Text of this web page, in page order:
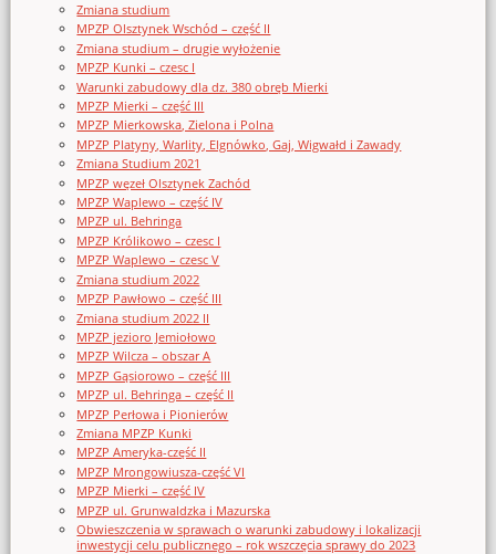
Zmiana studium
MPZP Olsztynek Wschód – część II
Zmiana studium – drugie wyłożenie
MPZP Kunki – czesc I
Warunki zabudowy dla dz. 380 obręb Mierki
MPZP Mierki – część III
MPZP Mierkowska, Zielona i Polna
MPZP Platyny, Warlity, Elgnówko, Gaj, Wigwałd i Zawady
Zmiana Studium 2021
MPZP węzeł Olsztynek Zachód
MPZP Waplewo – część IV
MPZP ul. Behringa
MPZP Królikowo – czesc I
MPZP Waplewo – czesc V
Zmiana studium 2022
MPZP Pawłowo – część III
Zmiana studium 2022 II
MPZP jezioro Jemiołowo
MPZP Wilcza – obszar A
MPZP Gąsiorowo – część III
MPZP ul. Behringa – część II
MPZP Perłowa i Pionierów
Zmiana MPZP Kunki
MPZP Ameryka-część II
MPZP Mrongowiusza-część VI
MPZP Mierki – część IV
MPZP ul. Grunwaldzka i Mazurska
Obwieszczenia w sprawach o warunki zabudowy i lokalizacji
inwestycji celu publicznego – rok wszczęcia sprawy do 2023